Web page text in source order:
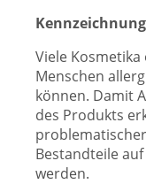
Viele
Menschen
können. Damit
des Produkts
Bestandteile
werden.